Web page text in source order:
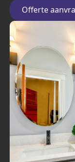
Offerte